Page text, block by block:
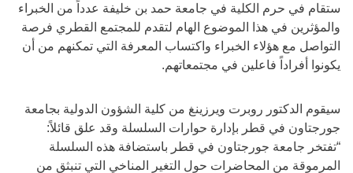
ستقام في حرم الكلية في جامعة حمد بن خليفة عدداً من الخبراء
والمؤثرين في هذا الموضوع الهام لتقدم للمجتمع القطري فرصة
التواصل مع هؤلاء الخبراء واكتساب المعرفة التي تمكنهم من أن
يكونوا أفراداً فاعلين في مجتمعاتهم.
سيقوم الدكتور روبرت ويرزينغ من كلية الشؤون الدولية بجامعة
جورجتاون في قطر بإدارة حوارات السلسلة وقد علق قائلاً:
“تفتخر جامعة جورجتاون في قطر باستضافة هذه السلسلة
المرموقة من المحاضرات حول التغير المناخي التي تنبثق من